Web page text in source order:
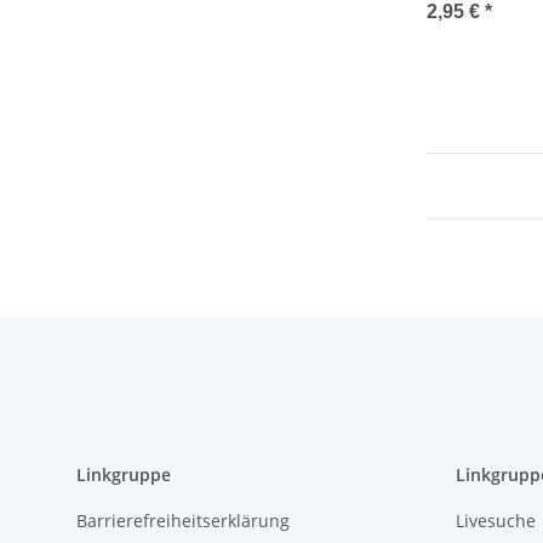
Dom - G*
2,95 € *
Linkgruppe
Barrierefreiheitserklärung Livesuche